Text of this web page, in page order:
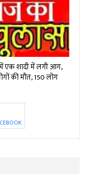
एक शादी में लगी आग,
की मौत, 150 लोग